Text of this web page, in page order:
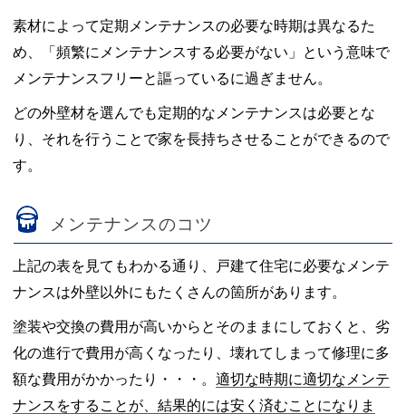
素材によって定期メンテナンスの必要な時期は異なるた
め、「頻繁にメンテナンスする必要がない」という意味で
メンテナンスフリーと謳っているに過ぎません。
どの外壁材を選んでも定期的なメンテナンスは必要とな
り、それを行うことで家を長持ちさせることができるので
す。
メンテナンスのコツ
上記の表を見てもわかる通り、戸建て住宅に必要なメンテ
ナンスは外壁以外にもたくさんの箇所があります。
塗装や交換の費用が高いからとそのままにしておくと、劣
化の進行で費用が高くなったり、壊れてしまって修理に多
額な費用がかかったり・・・。 適切な時期に適切なメンテ
ナンスをすることが、結果的には安く済むことになりま